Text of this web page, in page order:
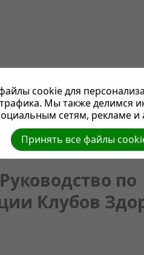
по
Клубов
cookie для
Мы также делимся
сетям, рекламе и
Принять все файлы